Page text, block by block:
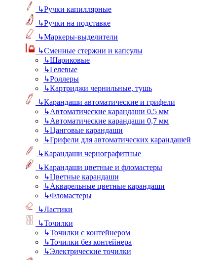
↳Ручки капиллярные
↳Ручки на подставке
↳Маркеры-выделители
↳Сменные стержни и капсулы
↳Шариковые
↳Гелевые
↳Роллеры
↳Картриджи чернильные, тушь
↳Карандаши автоматические и грифели
↳Автоматические карандаши 0,5 мм
↳Автоматические карандаши 0,7 мм
↳Цанговые карандаши
↳Грифели для автоматических карандашей
↳Карандаши чернографитные
↳Карандаши цветные и фломастеры
↳Цветные карандаши
↳Акварельные цветные карандаши
↳Фломастеры
↳Ластики
↳Точилки
↳Точилки с контейнером
↳Точилки без контейнера
↳Электрические точилки